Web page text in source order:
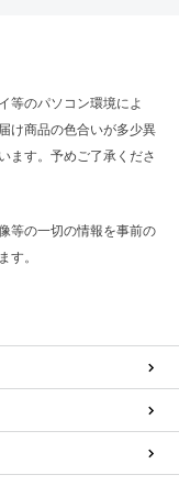
等のパソコン環境によ
け商品の色合いが多少異
ます。予めご了承くださ
等の一切の情報を事前の
す。